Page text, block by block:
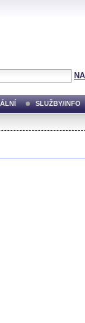
SLUŽBY/INFO